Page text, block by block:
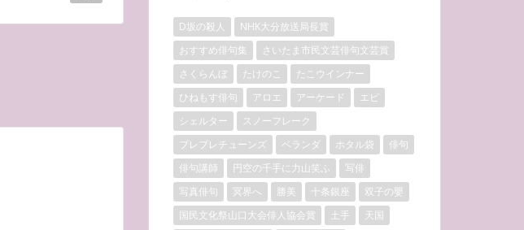
D坂の殺人
NHK大分放送局長賞
おすすめ俳句集
さいたま市民文芸俳句文芸賞
さくらんぼ
たけのこ
たこウインナー
ひねもす俳句
アロエ アーケード
エビ
シェルター
スノーフレーク
プレプレチューンズ
ベランダ ホタル袋
俳句
俳句講師
円空の千手に力山笑ふ
写俳
写真俳句
冥界へ 勝美 十条銀座
双子の嬰
国民文化祭山口大会俳人協会賞
土手
天国